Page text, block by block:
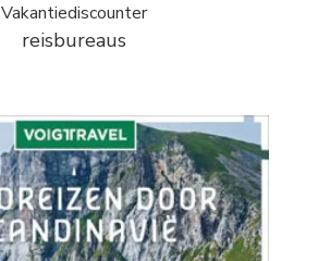
Vakantiediscounter
reisbureaus